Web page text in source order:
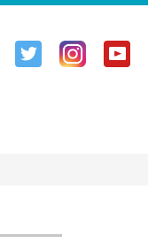
Facebook
Twitter